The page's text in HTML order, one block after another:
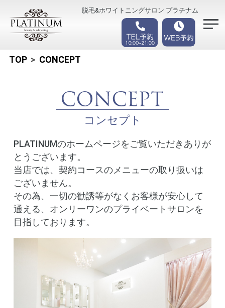
TOP CONCEPT
コンセプト
PLATINUMのホームページをご覧いただきありが
とうございます。
当店では、契約コースのメニューの取り扱いは
ございません。
その為、一切の勧誘等がなくお客様が安心して
通える、オンリーワンのプライベートサロンを
目指しております。